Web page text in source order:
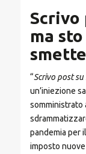
Scrivo
ma
“Scrivo post
un’iniezione
somministrato
pandemia per
imposto